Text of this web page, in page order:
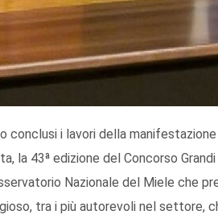
conclusi i lavori della
la 43ª edizione del Concorso
Nazionale del Miele che
tra i più autorevoli nel settore,